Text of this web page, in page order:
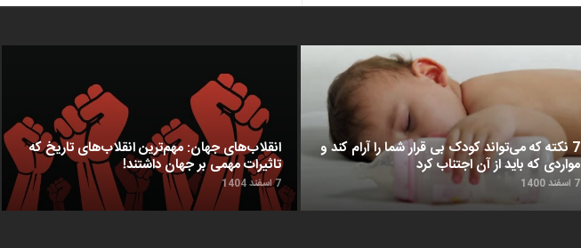
انقلاب‌های جهان: مهم‌ترین انقلاب‌های تاریخ که
تاثیرات مهمی بر جهان داشتند!
7 اسفند 1404
7 نکته که می‌تواند کودک بی قرار شما را آرام کند و
مواردی که باید از آن اجتناب کرد
7 اسفند 1400